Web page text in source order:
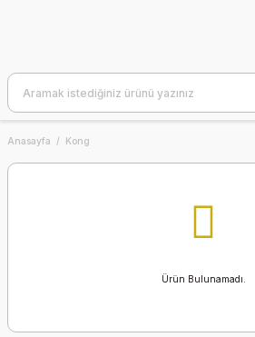
Anasayfa Kong
Ürün Bulunamadı.